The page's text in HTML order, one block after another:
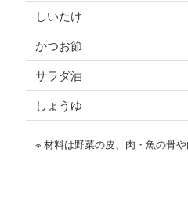
しいたけ
かつお節
サラダ油
しょうゆ
※ 材料は野菜の皮、肉・魚の骨